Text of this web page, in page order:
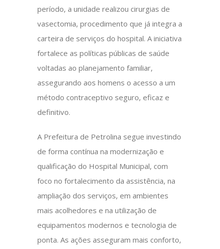
período, a unidade realizou cirurgias de
vasectomia, procedimento que já integra a
carteira de serviços do hospital. A iniciativa
fortalece as políticas públicas de saúde
voltadas ao planejamento familiar,
assegurando aos homens o acesso a um
método contraceptivo seguro, eficaz e
definitivo.
A Prefeitura de Petrolina segue investindo
de forma contínua na modernização e
qualificação do Hospital Municipal, com
foco no fortalecimento da assistência, na
ampliação dos serviços, em ambientes
mais acolhedores e na utilização de
equipamentos modernos e tecnologia de
ponta. As ações asseguram mais conforto,